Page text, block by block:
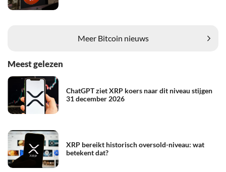
Meer Bitcoin nieuws
Meest gelezen
ChatGPT ziet XRP koers naar dit niveau stijgen
31 december 2026
XRP bereikt historisch oversold-niveau: wat
betekent dat?